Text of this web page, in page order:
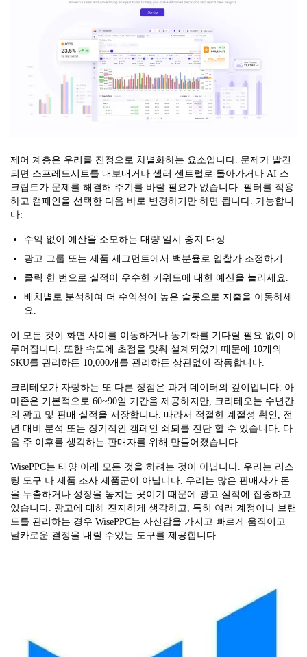
제어 계층은 우리를 진정으로 차별화하는 요소입니다. 문제가 발견
되면 스프레드시트를 내보내거나 셀러 센트럴로 돌아가거나 AI 스
크립트가 문제를 해결해 주기를 바랄 필요가 없습니다. 필터를 적용
하고 캠페인을 선택한 다음 바로 변경하기만 하면 됩니다. 가능합니
다:
수익 없이 예산을 소모하는 대량 일시 중지 대상
광고 그룹 또는 제품 세그먼트에서 백분율로 입찰가 조정하기
클릭 한 번으로 실적이 우수한 키워드에 대한 예산을 늘리세요.
배치별로 분석하여 더 수익성이 높은 슬롯으로 지출을 이동하세
요.
이 모든 것이 화면 사이를 이동하거나 동기화를 기다릴 필요 없이 이
루어집니다. 또한 속도에 초점을 맞춰 설계되었기 때문에 10개의
SKU를 관리하든 10,000개를 관리하든 상관없이 작동합니다.
크리테오가 자랑하는 또 다른 장점은 과거 데이터의 깊이입니다. 아
마존은 기본적으로 60~90일 기간을 제공하지만, 크리테오는 수년간
의 광고 및 판매 실적을 저장합니다. 따라서 적절한 계절성 확인, 전
년 대비 분석 또는 장기적인 캠페인 쇠퇴를 진단 할 수 있습니다. 다
음 주 이후를 생각하는 판매자를 위해 만들어졌습니다.
WisePPC는 태양 아래 모든 것을 하려는 것이 아닙니다. 우리는 리스
팅 도구 나 제품 조사 제품군이 아닙니다. 우리는 많은 판매자가 돈
을 누출하거나 성장을 놓치는 곳이기 때문에 광고 실적에 집중하고
있습니다. 광고에 대해 진지하게 생각하고, 특히 여러 계정이나 브랜
드를 관리하는 경우 WisePPC는 자신감을 가지고 빠르게 움직이고
날카로운 결정을 내릴 수있는 도구를 제공합니다.